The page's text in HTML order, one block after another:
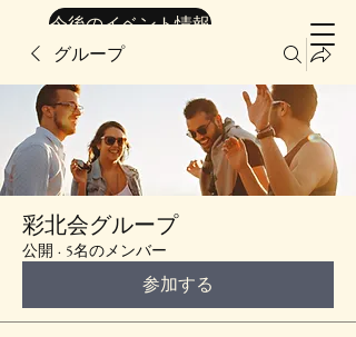
今後のイベント情報
グループ
彩北会グループ
公開 · 5名のメンバー
参加する